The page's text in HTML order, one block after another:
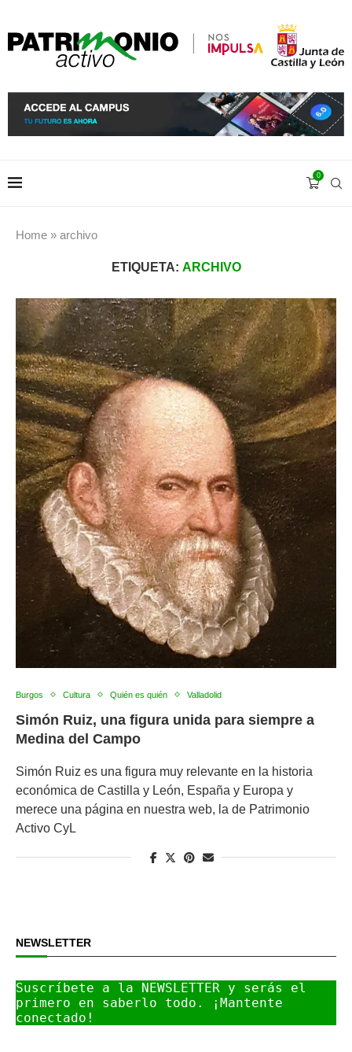
0
Home » archivo
ETIQUETA: ARCHIVO
Burgos Cultura Quién es quién Valladolid
Simón Ruiz, una figura unida para siempre a
Medina del Campo
Simón Ruiz es una figura muy relevante en la historia
económica de Castilla y León, España y Europa y
merece una página en nuestra web, la de Patrimonio
Activo CyL
NEWSLETTER
Suscríbete a la NEWSLETTER y serás el
primero en saberlo todo. ¡Mantente
conectado!